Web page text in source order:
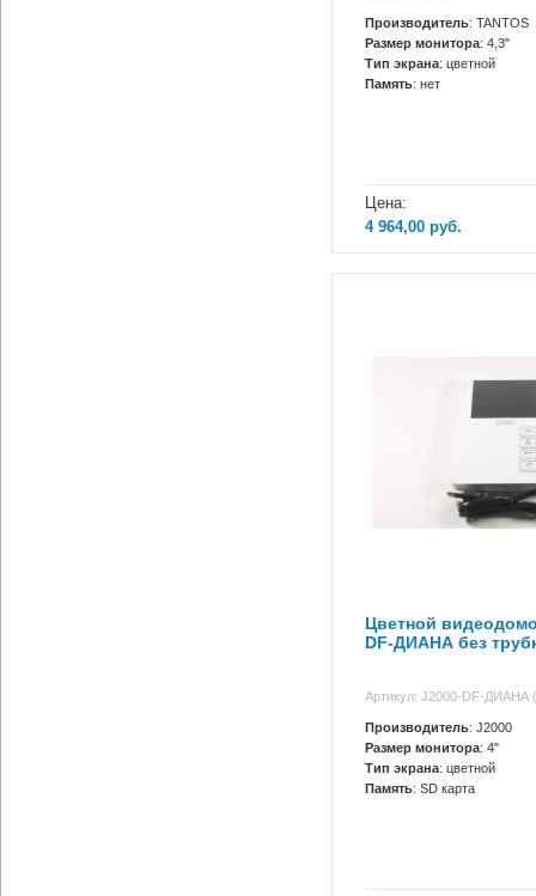
Производитель: TANTOS
Размер монитора: 4,3"
Тип экрана: цветной
Память: нет
Цена:
4 964,00 руб.
Цветной
DF-ДИАНА без
Артикул: J2000-DF-ДИАНА
Производитель: J2000
Размер монитора: 4"
Тип экрана: цветной
Память: SD карта